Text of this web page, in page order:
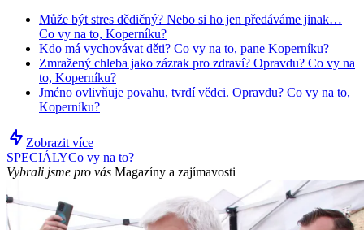
Může být stres dědičný? Nebo si ho jen předáváme jinak…
Co vy na to, Koperníku?
Kdo má vychovávat děti? Co vy na to, pane Koperníku?
Zmražený chleba jako zázrak pro zdraví? Opravdu? Co vy na
to, Koperníku?
Jméno ovlivňuje povahu, tvrdí vědci. Opravdu? Co vy na to,
Koperníku?
Zobrazit více
SPECIÁLYCo vy na to?
Vybrali jsme pro vás Magazíny a zajímavosti